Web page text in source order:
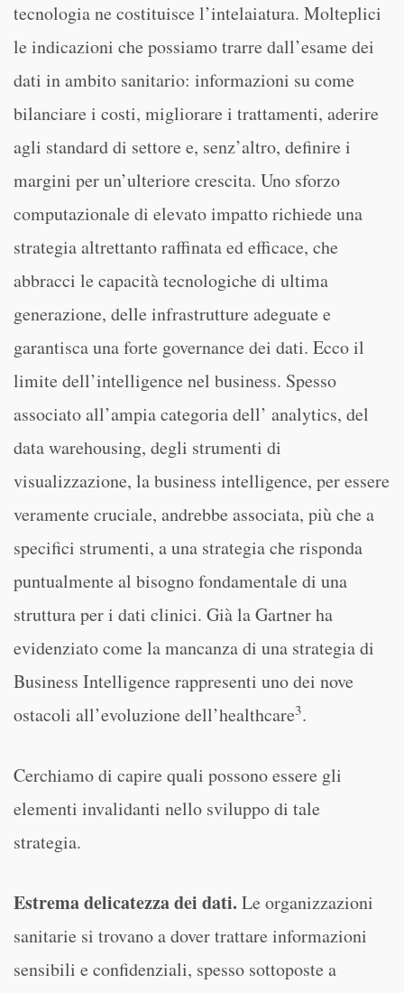
tecnologia ne costituisce l’intelaiatura. Molteplici
le indicazioni che possiamo trarre dall’esame dei
dati in ambito sanitario: informazioni su come
bilanciare i costi, migliorare i trattamenti, aderire
agli standard di settore e, senz’altro, definire i
margini per un’ulteriore crescita. Uno sforzo
computazionale di elevato impatto richiede una
strategia altrettanto raffinata ed efficace, che
abbracci le capacità tecnologiche di ultima
generazione, delle infrastrutture adeguate e
garantisca una forte governance dei dati. Ecco il
limite dell’intelligence nel business. Spesso
associato all’ampia categoria dell’ analytics, del
data warehousing, degli strumenti di
visualizzazione, la business intelligence, per essere
veramente cruciale, andrebbe associata, più che a
specifici strumenti, a una strategia che risponda
puntualmente al bisogno fondamentale di una
struttura per i dati clinici. Già la Gartner ha
evidenziato come la mancanza di una strategia di
Business Intelligence rappresenti uno dei nove
ostacoli all’evoluzione dell’healthcare3.
Cerchiamo di capire quali possono essere gli
elementi invalidanti nello sviluppo di tale
strategia.
Estrema delicatezza dei dati. Le organizzazioni
sanitarie si trovano a dover trattare informazioni
sensibili e confidenziali, spesso sottoposte a